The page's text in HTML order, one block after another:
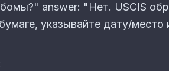
answer: "Нет. USCIS
указывайте дату/место